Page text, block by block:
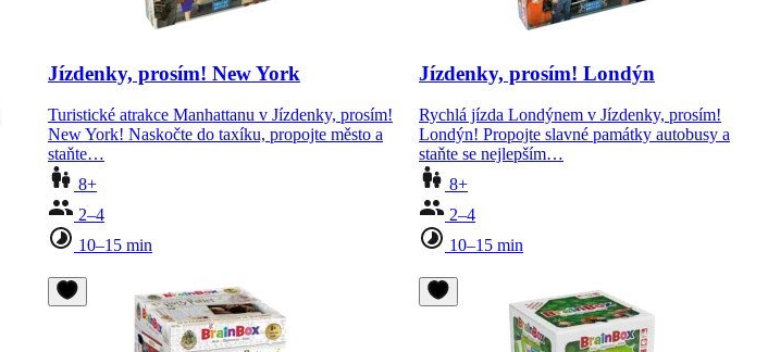
Jízdenky, prosím! New York
Turistické atrakce Manhattanu v Jízdenky, prosím!
New York! Naskočte do taxíku, propojte město a
staňte…
8+
2–4
10–15 min
Jízdenky, prosím! Londýn
Rychlá jízda Londýnem v Jízdenky, prosím!
Londýn! Propojte slavné památky autobusy a
staňte se nejlepším…
8+
2–4
10–15 min